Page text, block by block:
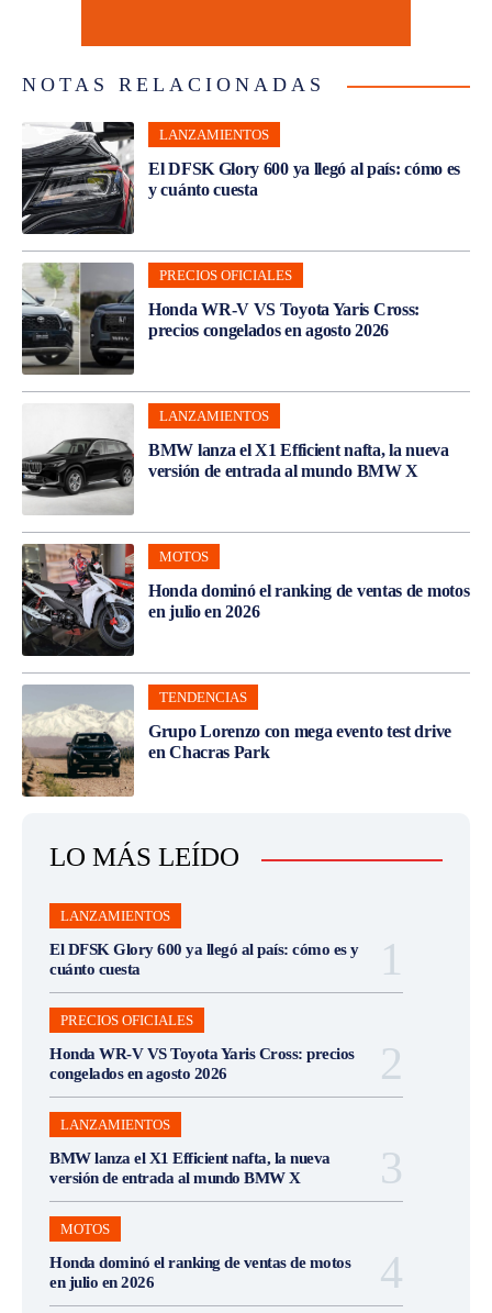
NOTAS RELACIONADAS
LANZAMIENTOS
El DFSK Glory 600 ya llegó al país: cómo es
y cuánto cuesta
PRECIOS OFICIALES
Honda WR-V VS Toyota Yaris Cross:
precios congelados en agosto 2026
LANZAMIENTOS
BMW lanza el X1 Efficient nafta, la nueva
versión de entrada al mundo BMW X
MOTOS
Honda dominó el ranking de ventas de motos
en julio en 2026
TENDENCIAS
Grupo Lorenzo con mega evento test drive
en Chacras Park
LO MÁS LEÍDO
LANZAMIENTOS
El DFSK Glory 600 ya llegó al país: cómo es y
cuánto cuesta
PRECIOS OFICIALES
Honda WR-V VS Toyota Yaris Cross: precios
congelados en agosto 2026
LANZAMIENTOS
BMW lanza el X1 Efficient nafta, la nueva
versión de entrada al mundo BMW X
MOTOS
Honda dominó el ranking de ventas de motos
en julio en 2026